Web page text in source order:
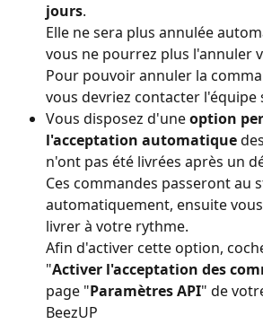
jours.
Elle ne sera plus annulée
vous ne pourrez plus l'annuler
Pour pouvoir annuler la
vous devriez contacter l'équipe
Vous disposez d'une option
l'acceptation automatique
n'ont pas été livrées après un
Ces commandes passeront au
automatiquement, ensuite
livrer à votre rythme.
Afin d'activer cette option,
"Activer l'acceptation des
page "Paramètres API" de
BeezUP